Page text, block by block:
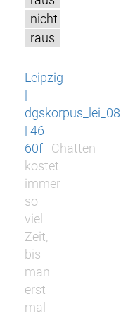
nicht
raus
Leipzig
|
dgskorpus_lei_08
| 46-
60f
Chatten
kostet
immer
so
viel
Zeit,
bis
man
erst
mal